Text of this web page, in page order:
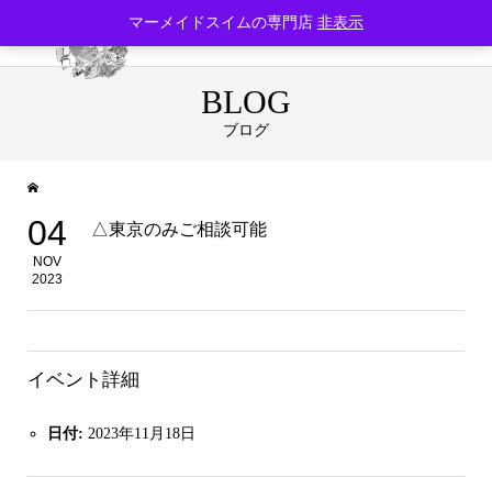
BLOG
ブログ
04
NOV
2023
△東京のみご相談可能
イベント詳細
日付: 2023年11月18日
マーメイドスイムの専門店 非表示